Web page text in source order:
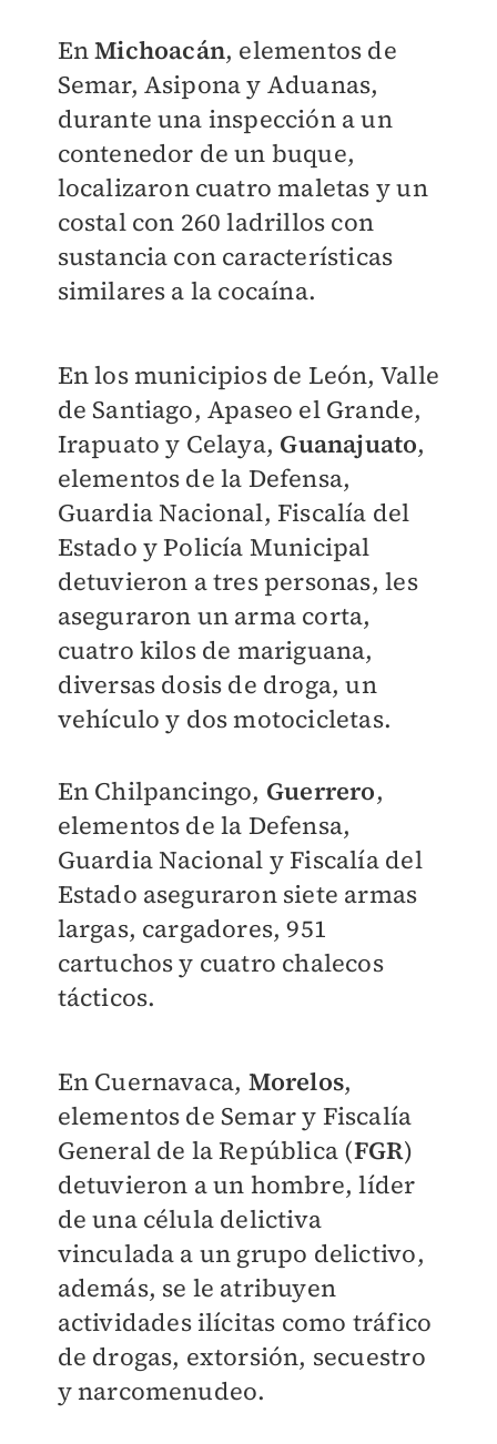
EnMichoacán, elementos de
Semar, Asipona y Aduanas,
durante una inspección a un
contenedor de un buque,
localizaron cuatro maletas y un
costal con 260 ladrillos con
sustancia con características
similares a la cocaína.
En los municipios de León, Valle
de Santiago, Apaseo el Grande,
Irapuato y Celaya, Guanajuato,
elementos de la Defensa,
Guardia Nacional, Fiscalía del
Estado y Policía Municipal
detuvieron a tres personas, les
aseguraron un arma corta,
cuatro kilos de mariguana,
diversas dosis de droga, un
vehículo y dos motocicletas.
En Chilpancingo, Guerrero,
elementos de la Defensa,
Guardia Nacional y Fiscalía del
Estado aseguraron siete armas
largas, cargadores, 951
cartuchos y cuatro chalecos
tácticos.
En Cuernavaca, Morelos,
elementos de Semar y Fiscalía
General de la República (FGR)
detuvieron a un hombre, líder
de una célula delictiva
vinculada a un grupo delictivo,
además, se le atribuyen
actividades ilícitas como tráfico
de drogas, extorsión, secuestro
y narcomenudeo.